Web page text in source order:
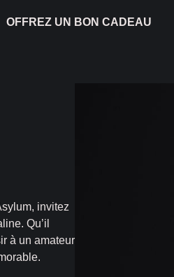
OFFREZ UN BON CADEAU
invitez
Qu’il
à un amateur